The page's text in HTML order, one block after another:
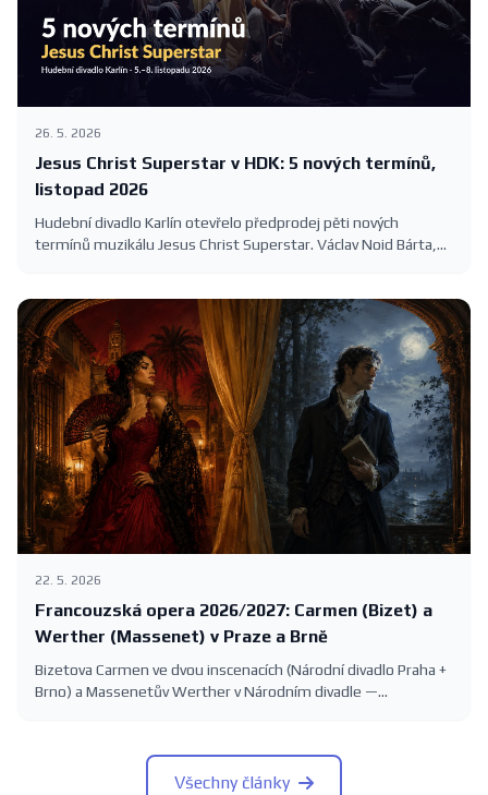
26. 5. 2026
Jesus Christ Superstar v HDK: 5 nových termínů,
listopad 2026
Hudební divadlo Karlín otevřelo předprodej pěti nových
termínů muzikálu Jesus Christ Superstar. Václav Noid Bárta,
22. 5. 2026
Francouzská opera 2026/2027: Carmen (Bizet) a
Werther (Massenet) v Praze a Brně
Bizetova Carmen ve dvou inscenacích (Národní divadlo Praha +
Brno) a Massenetův Werther v Národním divadle —
Všechny články